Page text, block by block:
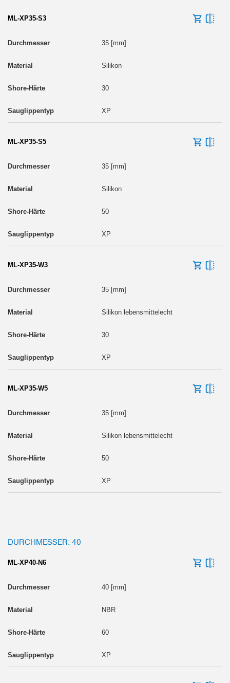
ML-XP35-S3
35 [mm]
Silikon
30
XP
ML-XP35-S5
35 [mm]
Silikon
50
XP
ML-XP35-W3
35 [mm]
Silikon lebensmittelecht
30
XP
ML-XP35-W5
35 [mm]
Silikon lebensmittelecht
50
XP
DURCHMESSER: 40
ML-XP40-N6
40 [mm]
NBR
60
XP